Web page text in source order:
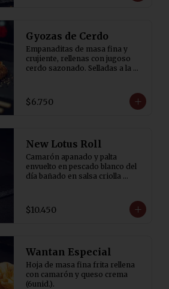
Gyozas de Cerdo
Empanaditas de masa fina y
crujiente, rellenas con jugoso
cerdo sazonado. Selladas a la
crocante. Acompañadas de salsa
de soya con un toque de vinagre.
$6.750
New Lotus Roll
Camarón apanado y palta
envuelto en pescado blanco del
día bañado en salsa criolla
$10.450
Wantan Especial
Hoja de masa fina frita rellena
con camarón y queso crema
(6unid.).